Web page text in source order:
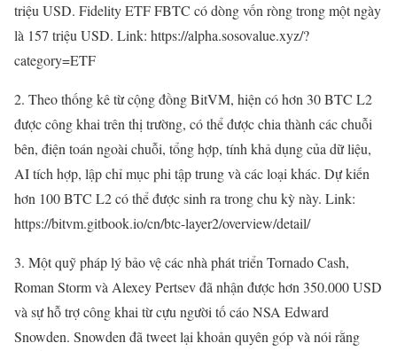
triệu USD. Fidelity ETF FBTC có dòng vốn ròng trong một ngày
là 157 triệu USD. Link: https://alpha.sosovalue.xyz/?
category=ETF
2. Theo thống kê từ cộng đồng BitVM, hiện có hơn 30 BTC L2
được công khai trên thị trường, có thể được chia thành các chuỗi
bên, điện toán ngoài chuỗi, tổng hợp, tính khả dụng của dữ liệu,
AI tích hợp, lập chỉ mục phi tập trung và các loại khác. Dự kiến
hơn 100 BTC L2 có thể được sinh ra trong chu kỳ này. Link:
https://bitvm.gitbook.io/cn/btc-layer2/overview/detail/
3. Một quỹ pháp lý bảo vệ các nhà phát triển Tornado Cash,
Roman Storm và Alexey Pertsev đã nhận được hơn 350.000 USD
và sự hỗ trợ công khai từ cựu người tố cáo NSA Edward
Snowden. Snowden đã tweet lại khoản quyên góp và nói rằng